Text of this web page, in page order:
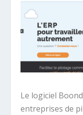
Le logiciel
entreprises de